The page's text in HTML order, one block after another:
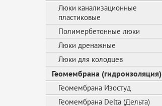
Люки канализационные
пластиковые
Полимербетонные люки
Люки дренажные
Люки для колодцев
Геомембрана (гидроизоляция)
Геомембрана Изостуд
Геомембрана Delta (Дельта)